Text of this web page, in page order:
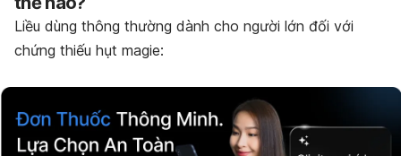
Liều dùng thông thường dành cho người lớn đối với
chứng thiếu hụt magie: